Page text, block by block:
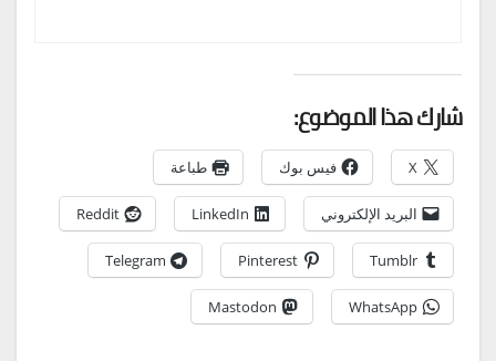
شارك هذا الموضوع:
X فيس بوك طباعة
البريد الإلكتروني LinkedIn
Reddit
Tumblr
Pinterest
Telegram
WhatsApp
Mastodon